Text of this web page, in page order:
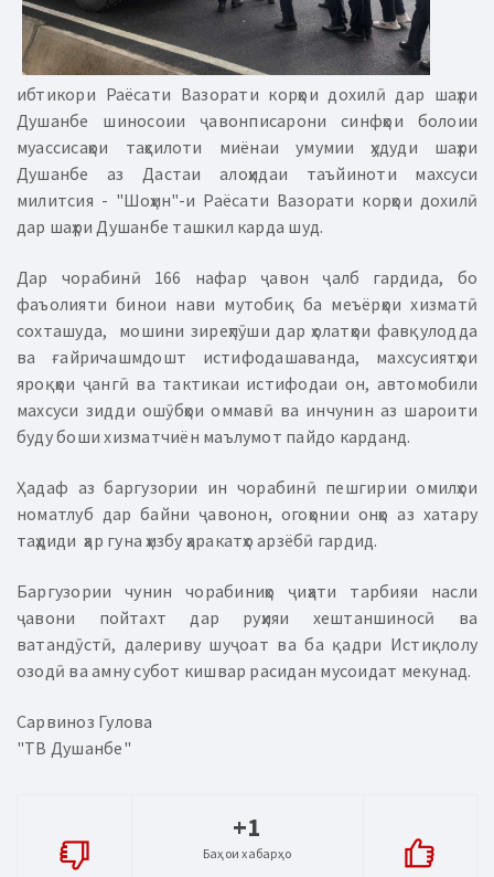
ибтикори Раёсати Вазорати корҳои дохилӣ дар шаҳри
Душанбе шиносоии ҷавонписарони синфҳои болоии
муассисаҳои таҳсилоти миёнаи умумии ҳудуди шаҳри
Душанбе аз Дастаи алоҳидаи таъйиноти махсуси
милитсия - "Шоҳин"-и Раёсати Вазорати корҳои дохилӣ
дар шаҳри Душанбе ташкил карда шуд.
Дар чорабинӣ 166 нафар ҷавон ҷалб гардида, бо
фаъолияти бинои нави мутобиқ ба меъёрҳои хизматӣ
сохташуда, мошини зиреҳпӯши дар ҳолатҳои фавқулодда
ва ғайричашмдошт истифодашаванда, махсусиятҳои
яроқҳои ҷангӣ ва тактикаи истифодаи он, автомобили
махсуси зидди ошӯбҳои оммавӣ ва инчунин аз шароити
буду боши хизматчиён маълумот пайдо карданд.
Ҳадаф аз баргузории ин чорабинӣ пешгирии омилҳои
номатлуб дар байни ҷавонон, огоҳонии онҳо аз хатару
таҳдиди ҳар гуна ҳизбу ҳаракатҳо арзёбӣ гардид.
Баргузории чунин чорабиниҳо ҷиҳати тарбияи насли
ҷавони пойтахт дар руҳияи хештаншиносӣ ва
ватандӯстӣ, далериву шуҷоат ва ба қадри Истиқлолу
озодӣ ва амну субот кишвар расидан мусоидат мекунад.
Сарвиноз Гулова
"ТВ Душанбе"
+1
Баҳои хабарҳо